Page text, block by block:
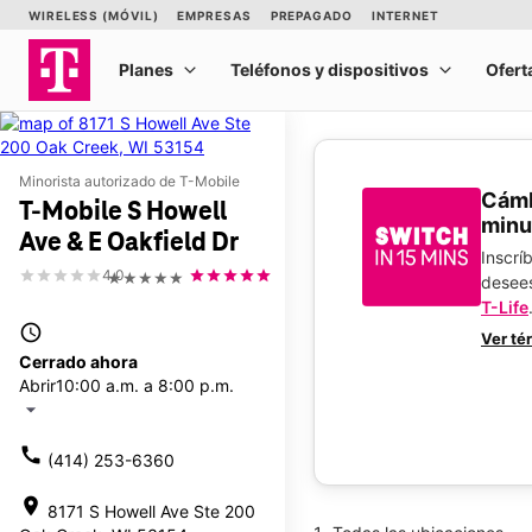
Minorista autorizado de T-Mobile
T-Mobile S Howell
Ave & E Oakfield Dr
★★★★★
4.0
access_time
Cerrado ahora
Abrir10:00 a.m. a 8:00 p.m.
arrow_drop_down
call (414) 253-6360
location_on 8171 S Howell Ave Ste 200
T-Life.
Ver